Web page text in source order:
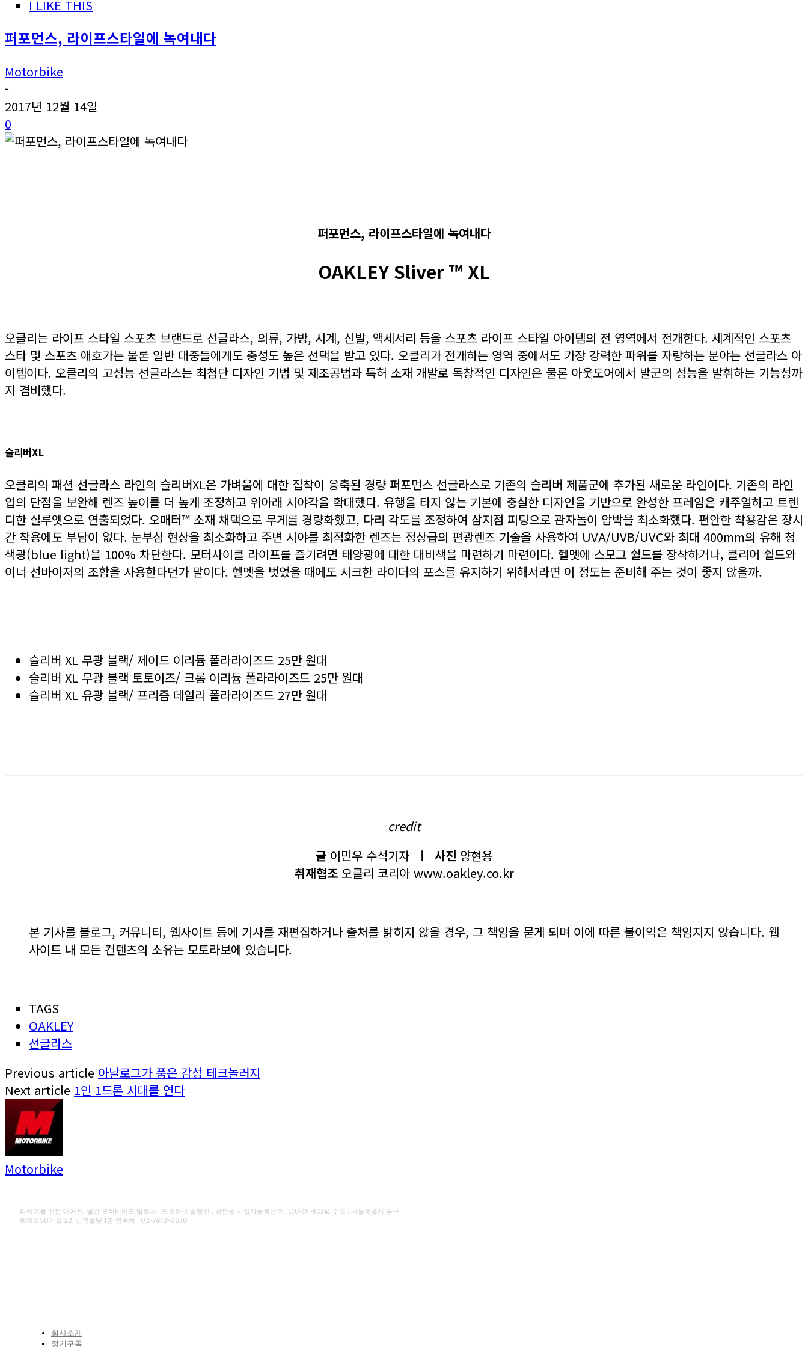
I LIKE THIS
퍼포먼스, 라이프스타일에 녹여내다
Motorbike
-
2017년 12월 14일
0
퍼포먼스, 라이프스타일에 녹여내다
OAKLEY Sliver ™ XL
오클리는 라이프 스타일 스포츠 브랜드로 선글라스, 의류, 가방, 시계, 신발, 액세서리 등을 스포츠 라이프 스타일 아이템의 전 영역에서 전개한다. 세계적인 스포츠
스타 및 스포츠 애호가는 물론 일반 대중들에게도 충성도 높은 선택을 받고 있다. 오클리가 전개하는 영역 중에서도 가장 강력한 파워를 자랑하는 분야는 선글라스 아
이템이다. 오클리의 고성능 선글라스는 최첨단 디자인 기법 및 제조공법과 특허 소재 개발로 독창적인 디자인은 물론 아웃도어에서 발군의 성능을 발휘하는 기능성까
지 겸비했다.
슬리버XL
오클리의 패션 선글라스 라인의 슬리버XL은 가벼움에 대한 집착이 응축된 경량 퍼포먼스 선글라스로 기존의 슬리버 제품군에 추가된 새로운 라인이다. 기존의 라인
업의 단점을 보완해 렌즈 높이를 더 높게 조정하고 위아래 시야각을 확대했다. 유행을 타지 않는 기본에 충실한 디자인을 기반으로 완성한 프레임은 캐주얼하고 트렌
디한 실루엣으로 연출되었다. 오매터™ 소재 채택으로 무게를 경량화했고, 다리 각도를 조정하여 삼지점 피팅으로 관자놀이 압박을 최소화했다. 편안한 착용감은 장시
간 착용에도 부담이 없다. 눈부심 현상을 최소화하고 주변 시야를 최적화한 렌즈는 정상급의 편광렌즈 기술을 사용하여 UVA/UVB/UVC와 최대 400mm의 유해 청
색광(blue light)을 100% 차단한다. 모터사이클 라이프를 즐기려면 태양광에 대한 대비책을 마련하기 마련이다. 헬멧에 스모그 쉴드를 장착하거나, 클리어 쉴드와
이너 선바이저의 조합을 사용한다던가 말이다. 헬멧을 벗었을 때에도 시크한 라이더의 포스를 유지하기 위해서라면 이 정도는 준비해 주는 것이 좋지 않을까.
슬리버 XL 무광 블랙/ 제이드 이리듐 폴라라이즈드 25만 원대
슬리버 XL 무광 블랙 토토이즈/ 크롬 이리듐 폴라라이즈드 25만 원대
슬리버 XL 유광 블랙/ 프리즘 데일리 폴라라이즈드 27만 원대
credit
글 이민우 수석기자 ㅣ 사진 양현용
취재협조오클리 코리아 www.oakley.co.kr
본 기사를 블로그, 커뮤니티, 웹사이트 등에 기사를 재편집하거나 출처를 밝히지 않을 경우, 그 책임을 묻게 되며 이에 따른 불이익은 책임지지 않습니다. 웹
사이트 내 모든 컨텐츠의 소유는 모토라보에 있습니다.
TAGS
OAKLEY
선글라스
Previous article 아날로그가 품은 감성 테크놀러지
Next article 1인 1드론 시대를 연다
Motorbike
라이더를 위한 매거진, 월간 모터바이크 발행처 : 모토라보 발행인 : 양현용 사업자등록번호 : 110-19-80341 주소 : 서울특별시 중구
퇴계로50가길 22, 신현빌딩 1층 연락처 : 02-3472-0030
회사소개
정기구독